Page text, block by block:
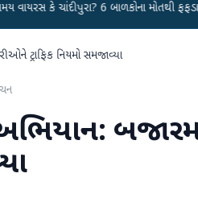
6 બાળકોના મોતથી ફફડાટ ●
ટ્રાફિક નિયમો સમજાવ્યા
અભિયાન: